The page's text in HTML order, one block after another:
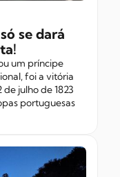
se dará
um príncipe
foi a vitória
julho de 1823
portuguesas